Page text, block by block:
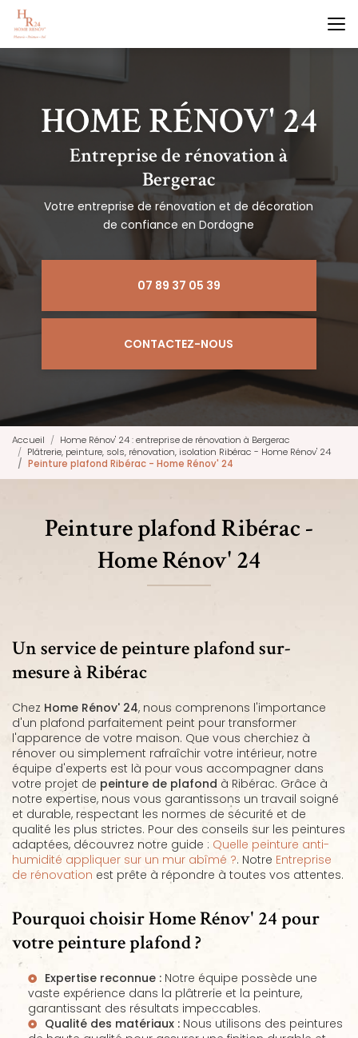
Aller
contenu
principal
Entreprise de rénovation à
Bergerac
Votre entreprise de rénovation et de décoration
de confiance en Dordogne
07 89 37 05 39
CONTACTEZ-NOUS
Accueil
Home Rénov' 24 : entreprise de rénovation à Bergerac
Plâtrerie, peinture, sols, rénovation, isolation Ribérac - Home Rénov' 24
Peinture plafond Ribérac - Home Rénov' 24
Peinture plafond Ribérac -
Home Rénov' 24
Un service de peinture plafond sur-
mesure à Ribérac
Chez Home Rénov' 24, nous comprenons l'importance
d'un plafond parfaitement peint pour transformer
l'apparence de votre maison. Que vous cherchiez à
rénover ou simplement rafraîchir votre intérieur, notre
équipe d'experts est là pour vous accompagner dans
votre projet de peinture de plafond à Ribérac. Grâce à
notre expertise, nous vous garantissons un travail soigné
et durable, respectant les normes de sécurité et de
qualité les plus strictes. Pour des conseils sur les peintures
adaptées, découvrez notre guide : Quelle peinture anti-
humidité appliquer sur un mur abîmé ?. Notre Entreprise
de rénovation est prête à répondre à toutes vos attentes.
Pourquoi choisir Home Rénov' 24 pour
votre peinture plafond ?
Expertise reconnue : Notre équipe possède une
vaste expérience dans la plâtrerie et la peinture,
garantissant des résultats impeccables.
Qualité des matériaux : Nous utilisons des peintures